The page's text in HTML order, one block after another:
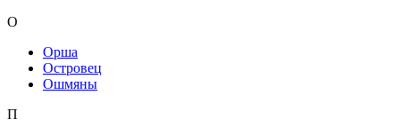
О
Орша
Островец
Ошмяны
П